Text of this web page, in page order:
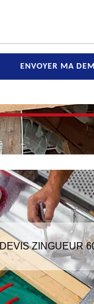
DEVIS ZINGUEUR